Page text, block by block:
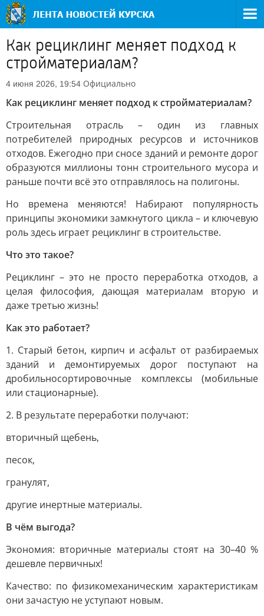
Как рециклинг меняет подход к
стройматериалам?
4 июня 2026, 19:54 Официально
Как рециклинг меняет подход к стройматериалам?
Строительная отрасль – один из главных
потребителей природных ресурсов и источников
отходов. Ежегодно при сносе зданий и ремонте дорог
образуются миллионы тонн строительного мусора и
раньше почти всё это отправлялось на полигоны.
Но времена меняются! Набирают популярность
принципы экономики замкнутого цикла – и ключевую
роль здесь играет рециклинг в строительстве.
Что это такое?
Рециклинг – это не просто переработка отходов, а
целая философия, дающая материалам вторую и
даже третью жизнь!
Как это работает?
1. Старый бетон, кирпич и асфальт от разбираемых
зданий и демонтируемых дорог поступают на
дробильносортировочные комплексы (мобильные
или стационарные).
2. В результате переработки получают:
вторичный щебень,
песок,
гранулят,
другие инертные материалы.
В чём выгода?
Экономия: вторичные материалы стоят на 30–40 %
дешевле первичных!
Качество: по физикомеханическим характеристикам
они зачастую не уступают новым.